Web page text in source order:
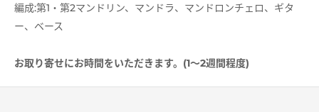
編成:第1・第2マンドリン、マンドラ、マンドロンチェロ、ギタ
ー、ベース
お取り寄せにお時間をいただきます。(1～2週間程度)